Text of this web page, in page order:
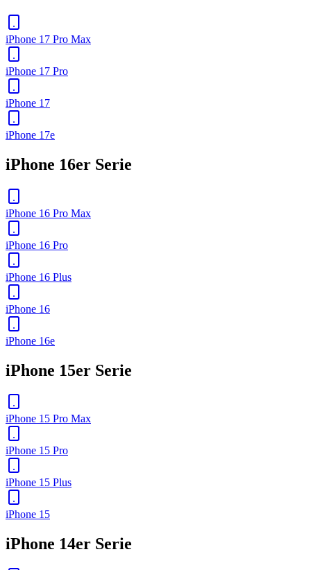
iPhone 17 Pro Max
iPhone 17 Pro
iPhone 17
iPhone 17e
iPhone 16er Serie
iPhone 16 Pro Max
iPhone 16 Pro
iPhone 16 Plus
iPhone 16
iPhone 16e
iPhone 15er Serie
iPhone 15 Pro Max
iPhone 15 Pro
iPhone 15 Plus
iPhone 15
iPhone 14er Serie